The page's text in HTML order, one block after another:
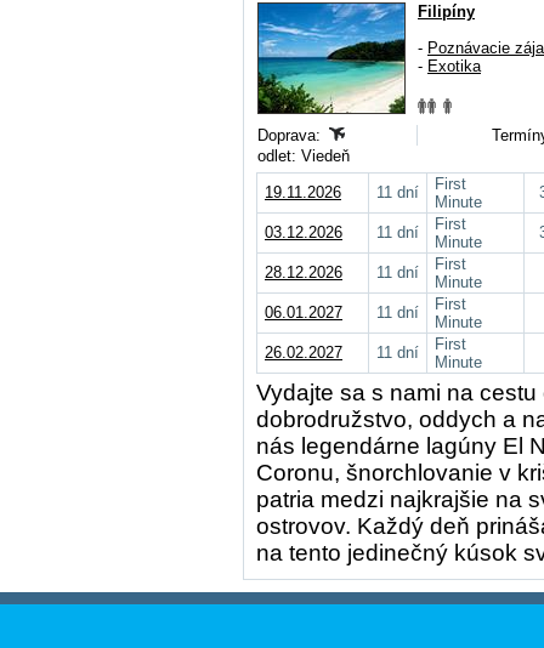
Filipíny
- Poznávacie
- Exotika
Doprava:
odlet: Viedeň
19.11.2026
11 dní
First
Minute
03.12.2026 11 dní
First
Minute
28.12.2026 11 dní
First
Minute
06.01.2027
11 dní
First
Minute
26.02.2027
11 dní
First
Minute
Vydajte sa s nami na
dobrodružstvo, oddych a
nás legendárne lagúny El
Coronu, šnorchlovanie v
patria medzi najkrajšie na
ostrovov. Každý deň
na tento jedinečný kúsok